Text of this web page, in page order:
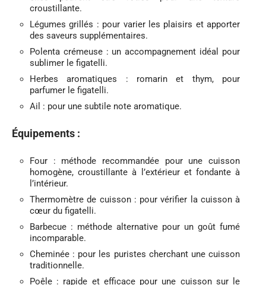
croustillante.
Légumes grillés : pour varier les plaisirs et apporter
des saveurs supplémentaires.
Polenta crémeuse : un accompagnement idéal pour
sublimer le figatelli.
Herbes aromatiques : romarin et thym, pour
parfumer le figatelli.
Ail : pour une subtile note aromatique.
Équipements :
Four : méthode recommandée pour une cuisson
homogène, croustillante à l’extérieur et fondante à
l’intérieur.
Thermomètre de cuisson : pour vérifier la cuisson à
cœur du figatelli.
Barbecue : méthode alternative pour un goût fumé
incomparable.
Cheminée : pour les puristes cherchant une cuisson
traditionnelle.
Poêle : rapide et efficace pour une cuisson sur le